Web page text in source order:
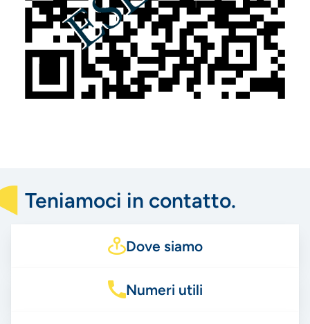
Teniamoci in contatto.
Dove siamo
Numeri utili